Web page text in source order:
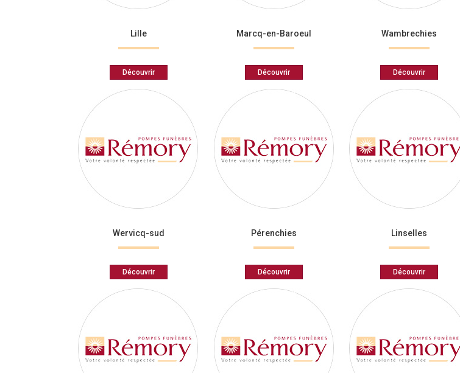
Lille
Découvrir
Marcq-en-Baroeul
Découvrir
Wambrechies
Découvrir
Wervicq-sud
Découvrir
Pérenchies
Découvrir
Linselles
Découvrir